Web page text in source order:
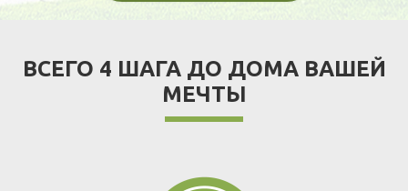
ВСЕГО 4 ШАГА ДО ДОМА ВАШЕЙ
МЕЧТЫ